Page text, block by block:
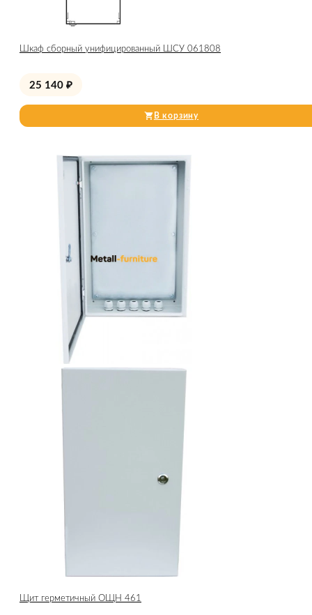
Шкаф сборный унифицированный ШСУ 061808
25 140 ₽
В корзину
Щит герметичный ОЩН 461